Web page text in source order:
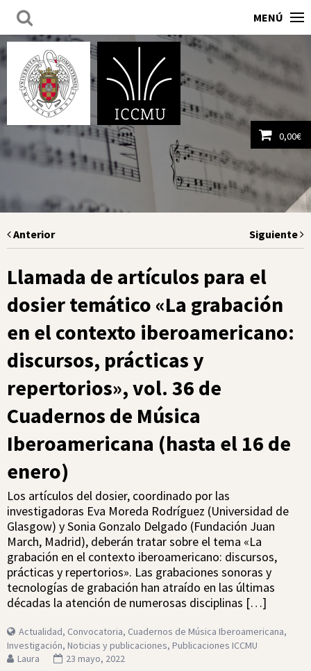
MENÚ
0,00€
Ver carrito
Anterior Siguiente
Llamada de artículos para el
dosier temático «La grabación
en el contexto iberoamericano:
discursos, prácticas y
repertorios», vol. 36 de
Cuadernos de Música
Iberoamericana (hasta el 16 de
enero)
Los artículos del dosier, coordinado por las
investigadoras Eva Moreda Rodríguez (Universidad de
Glasgow) y Sonia Gonzalo Delgado (Fundación Juan
March, Madrid), deberán tratar sobre el tema «La
grabación en el contexto iberoamericano: discursos,
prácticas y repertorios». Las grabaciones sonoras y
tecnologías de grabación han atraído en las últimas
décadas la atención de numerosas disciplinas […]
Actualidad, Convocatoria, Cuadernos de Música Iberoamericana,
Investigación, Noticias y publicaciones, Publicaciones ICCMU
Laura
23 mayo, 2022